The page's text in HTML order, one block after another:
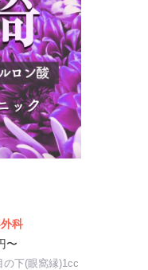
科
〜
の下(眼窩縁)1cc